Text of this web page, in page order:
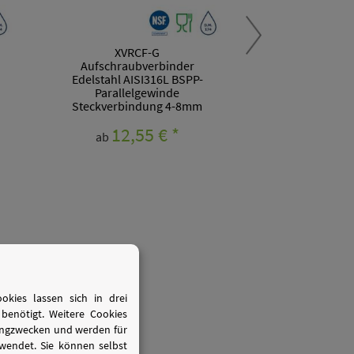
XVRCF-G
Aufschraubverbinder
Edelstahl AISI316L BSPP-
Parallelgewinde
Steckverbindung 4-8mm
ab 12,55 €*
konform
lassen sich in drei
Weitere Cookies
und werden für
Sie können selbst